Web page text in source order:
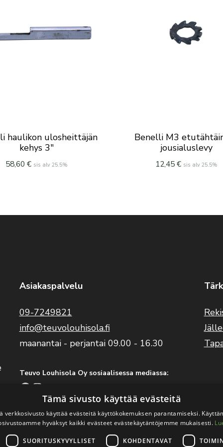
haulikon ulosheittäjän
kehys 3″
58,60€ sis alv 25.5%
Benelli M3
jousialuslevy
12,45€ sis alv 25.5%
Asiakaspalvelu
09-7249821
info@teuvolouhisola.fi
maanantai - perjantai 09.00 - 16.30
Teuvo Louhisola Oy sosiaalisessa mediassa:
Facebook Instagram
Benelli Suomi sosiaalisessa mediassa:
Facebook Instagram
Tämä sivusto käyttää evästeitä
verkkosivusto käyttää evästeitä käyttökokemuksen parantamiseksi.
hyväksyt kaikki evästeet evästekäytäntöjemme mukaisesti.
SUORITUSKYVYLLISET KOHDENTAVAT